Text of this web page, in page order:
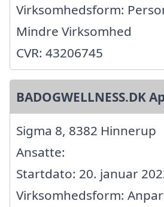
Virksomhedsform:
Mindre Virksomhed
CVR: 43206745
BADOGWELLNESS.DK
Sigma 8, 8382 Hinnerup
Ansatte:
Startdato: 20. januar
Virksomhedsform: